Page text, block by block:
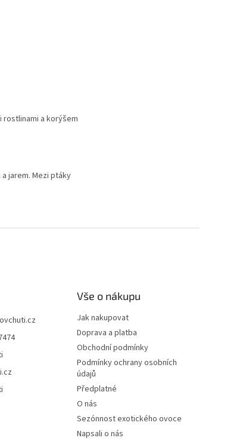
rostlinami a korýšem
jarem. Mezi ptáky
Vše o nákupu
Jak nakupovat
Doprava a platba
Obchodní podmínky
Podmínky ochrany osobních
údajů
Předplatné
O nás
Sezónnost exotického ovoce
Napsali o nás